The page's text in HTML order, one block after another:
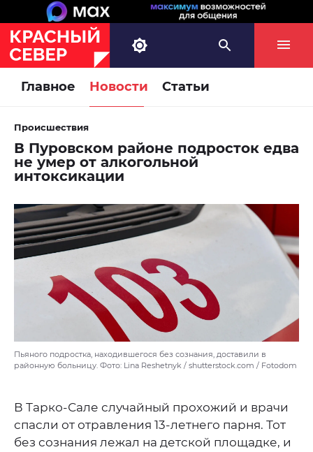
Главное Новости Статьи
Происшествия
В Пуровском районе подросток едва
не умер от алкогольной
интоксикации
Пьяного подростка, находившегося без сознания, доставили в
районную больницу. Фото: Lina Reshetnyk / shutterstock.com / Fotodom
В Тарко-Сале случайный прохожий и врачи
спасли от отравления 13-летнего парня. Тот
без сознания лежал на детской площадке, и